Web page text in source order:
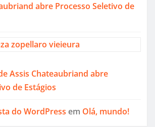
abre Processo Seletivo de
zopellaro vieieura
Assis Chateaubriand abre
de Estágios
do WordPress em Olá, mundo!